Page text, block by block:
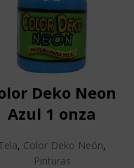
Deko Neon
Azul 1 onza
, Color Deko Neón,
Pinturas